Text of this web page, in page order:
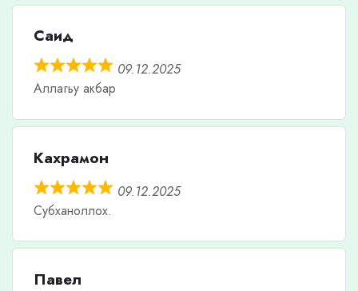
Саид
09.12.2025
Аллагьу акбар
Кахрамон
09.12.2025
Субханоллох.
Павел